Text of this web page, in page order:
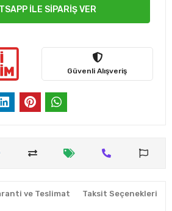
İLE SİPARİŞ VER
Güvenli Alışveriş
ve Teslimat Taksit Seçenekleri